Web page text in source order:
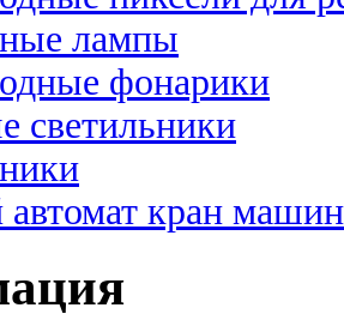
лампы
фонарики
светильники
автомат кран